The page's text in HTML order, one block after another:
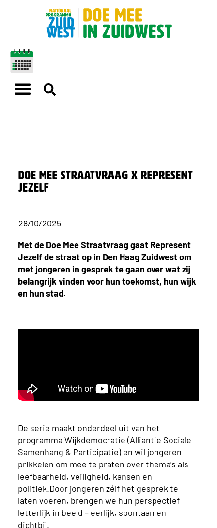
Doe Mee Straatvraag X Represent
Jezelf
28/10/2025
Met de Doe Mee Straatvraag gaat Represent
Jezelfde straat op in Den Haag Zuidwest om
met jongeren in gesprek te gaan over wat zij
belangrijk vinden voor hun toekomst, hun wijk
en hun stad.
De serie maakt onderdeel uit van het
programma Wijkdemocratie (Alliantie Sociale
Samenhang & Participatie) en wil jongeren
prikkelen om mee te praten over thema’s als
leefbaarheid, veiligheid, kansen en
politiek.Door jongeren zélf het gesprek te
laten voeren, brengen we hun perspectief
letterlijk in beeld – eerlijk, spontaan en
dichtbij.